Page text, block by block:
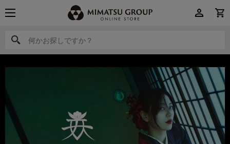
何かお探しですか？
何かお探しですか？